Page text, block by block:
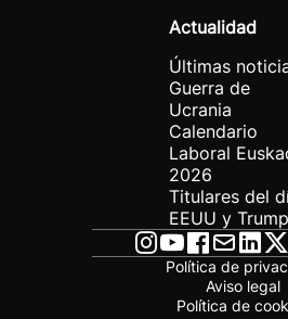
Actualidad
Últimas
Guerra de
Ucrania
Calendario
Laboral
2026
Titulares del
EEUU y Trump
Política de
Aviso legal
Política de